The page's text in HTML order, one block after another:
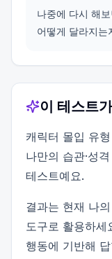
나중에 다시 해보
어떻게 달라지는
이 테스트
캐릭터 몰입 유
나만의 습관·성
테스트예요.
결과는 현재 나
도구로 활용하세
행동에 기반해